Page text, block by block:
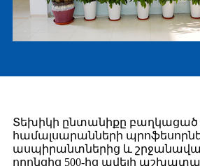
Տեխիկի ընտանիքը
համալսարանների
ասպիրանտներից և
որոնցից 500-ից ավելի